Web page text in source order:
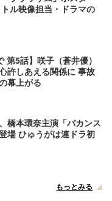
ル映像担当・ドラマの
許しあえる関係に 事故
幕上がる
橋本環奈主演「バカンス
場 ひゅうがは連ドラ初
もっとみる